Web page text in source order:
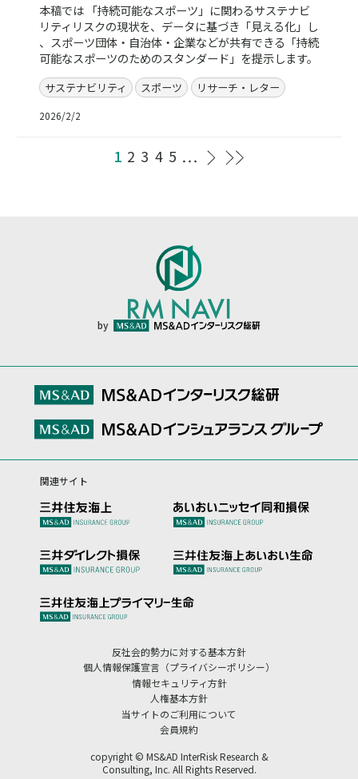
本稿では 「持続可能なスポーツ」に関わるサステナビ
リティリスクの現状を、データに基づき「見える化」し
、スポーツ団体・自治体・企業などが共有できる「持続
可能なスポーツのためのスタンダード」を提示します。
サステナビリティ スポーツ リサーチ・レター
2026/2/2
1 2 3 4 5
by
関連サイト
反社会的勢力に対する基本方針
個人情報保護宣言（プライバシーポリシー）
情報セキュリティ方針
人権基本方針
当サイトのご利用について
会員規約
copyright © MS&AD InterRisk Research &
Consulting, Inc. All Rights Reserved.